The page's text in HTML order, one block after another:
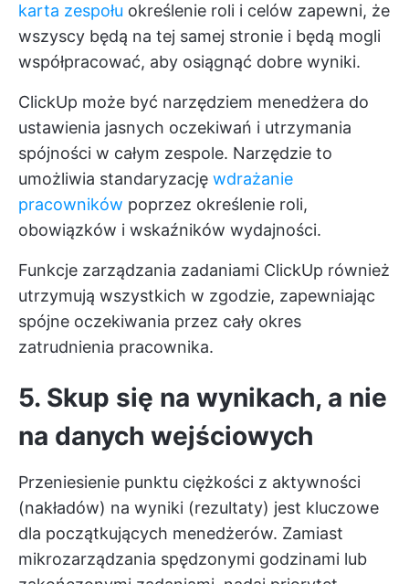
karta zespołu określenie roli i celów zapewni, że
wszyscy będą na tej samej stronie i będą mogli
współpracować, aby osiągnąć dobre wyniki.
ClickUp może być narzędziem menedżera do
ustawienia jasnych oczekiwań i utrzymania
spójności w całym zespole. Narzędzie to
umożliwia standaryzację wdrażanie
pracowników poprzez określenie roli,
obowiązków i wskaźników wydajności.
Funkcje zarządzania zadaniami ClickUp również
utrzymują wszystkich w zgodzie, zapewniając
spójne oczekiwania przez cały okres
zatrudnienia pracownika.
5. Skup się na wynikach, a nie
na danych wejściowych
Przeniesienie punktu ciężkości z aktywności
(nakładów) na wyniki (rezultaty) jest kluczowe
dla początkujących menedżerów. Zamiast
mikrozarządzania spędzonymi godzinami lub